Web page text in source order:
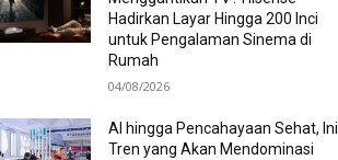
Hadirkan Layar Hingga 200 Inci
untuk Pengalaman Sinema di
Rumah
04/08/2026
AI hingga Pencahayaan Sehat, Ini
Tren yang Akan Mendominasi